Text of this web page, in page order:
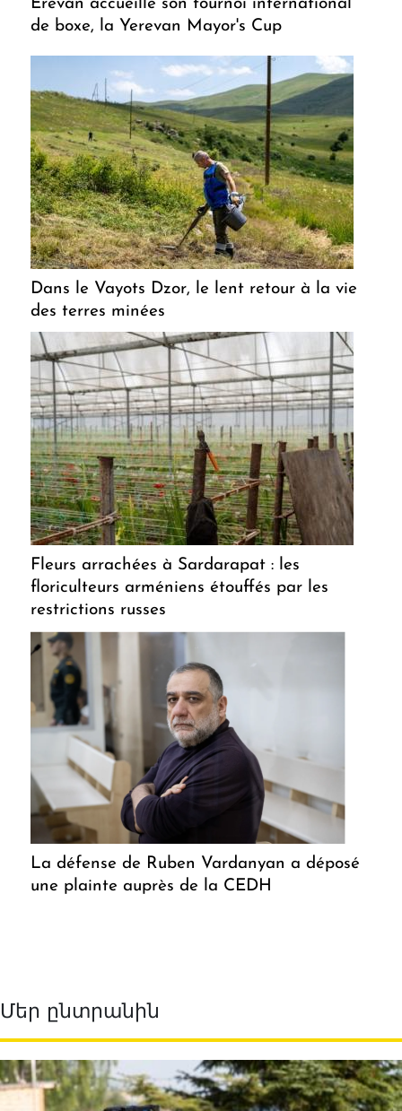
Erevan accueille son tournoi international
de boxe, la Yerevan Mayor's Cup
Dans le Vayots Dzor, le lent retour à la vie
des terres minées
Fleurs arrachées à Sardarapat : les
floriculteurs arméniens étouffés par les
restrictions russes
La défense de Ruben Vardanyan a déposé
une plainte auprès de la CEDH
Մեր ընտրանին